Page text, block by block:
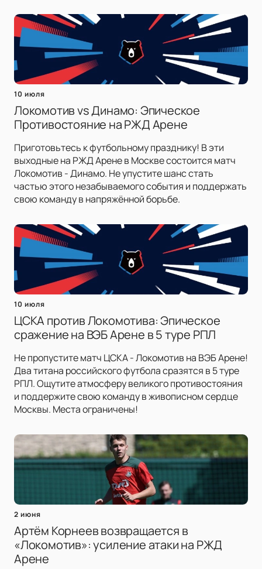
10 июля
Локомотив vs Динамо: Эпическое
Противостояние на РЖД Арене
Приготовьтесь к футбольному празднику! В эти
выходные на РЖД Арене в Москве состоится матч
Локомотив - Динамо. Не упустите шанс стать
частью этого незабываемого события и поддержать
свою команду в напряжённой борьбе.
10 июля
ЦСКА против Локомотива: Эпическое
сражение на ВЭБ Арене в 5 туре РПЛ
Не пропустите матч ЦСКА - Локомотив на ВЭБ Арене!
Два титана российского футбола сразятся в 5 туре
РПЛ. Ощутите атмосферу великого противостояния
и поддержите свою команду в живописном сердце
Москвы. Места ограничены!
2 июня
Артём Корнеев возвращается в
«Локомотив»: усиление атаки на РЖД
Арене